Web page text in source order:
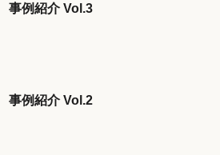
事例紹介 Vol.3
事例紹介 Vol.2